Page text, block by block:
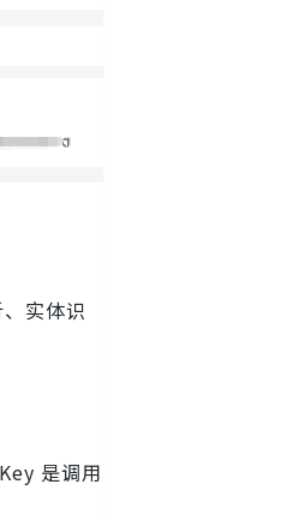
实体识
是调用